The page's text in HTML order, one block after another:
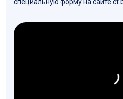
специальную форму на сайте